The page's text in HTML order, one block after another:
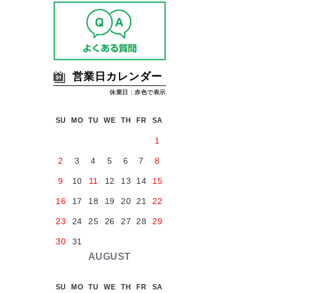
営業日カレンダー
休業日：赤色で表示
AUGUST
SU MO TU WE TH FR SA
1
2 3 4 5 6 7 8
9 10 11 12 13 14 15
16 17 18 19 20 21 22
23 24 25 26 27 28 29
30 31
SU MO TU WE TH FR SA